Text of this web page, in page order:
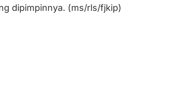
dipimpinnya. (ms/rls/fjkip)